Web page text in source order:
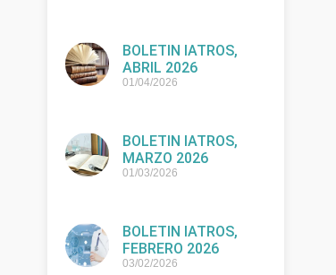
BOLETIN IATROS,
ABRIL 2026
01/04/2026
BOLETIN IATROS,
MARZO 2026
01/03/2026
BOLETIN IATROS,
FEBRERO 2026
03/02/2026